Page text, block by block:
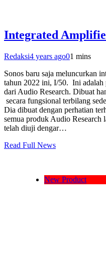
Integrated
Redaksi4 years ago01 mins
Sonos baru saja meluncurkan
tahun 2022 ini, I/50. Ini adalah
dari Audio Research. Dibuat
secara fungsional terbilang
Dia dibuat dengan perhatian
semua produk Audio
telah diuji dengar…
Read Full News
New Product